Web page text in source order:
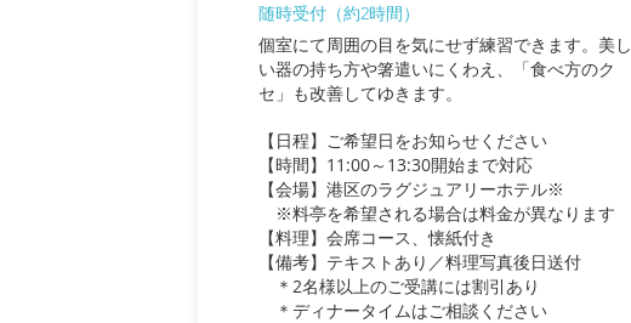
随時受付（約2時間）
個室にて周囲の目を気にせず練習できます。美し
い器の持ち方や箸遣いにくわえ、「食べ方のク
セ」も改善してゆきます。
【日程】ご希望日をお知らせください
【時間】11:00～13:30開始まで対応
【会場】港区のラグジュアリーホテル※
※料亭を希望される場合は料金が異なります
【料理】会席コース、懐紙付き
【備考】テキストあり／料理写真後日送付
​ ＊2名様以上のご受講には割引あり
​ ＊ディナータイムはご相談ください